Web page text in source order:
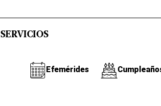
SERVICIOS
Efemérides